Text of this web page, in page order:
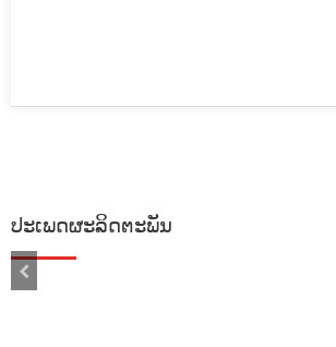
ປະເພດຜະລິດຕະພັນ